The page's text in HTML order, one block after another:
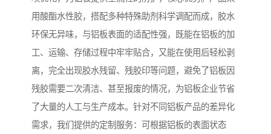
用酸酯水性胶，搭配多种特殊助剂科学调配而成，胶水
环保无异味，与铝板表面的适配性强，既能在铝板的加
工、运输、存储过程中牢牢贴合，又能在使用后轻松剥
离，完全出现胶水残留、残胶印等问题，避免了铝板因
残胶需要二次清洁、甚至报废的情况，为铝板企业节省
了大量的人工与生产成本。针对不同铝板产品的差异化
需求，我们提供的定制服务：可根据铝板的表面状态